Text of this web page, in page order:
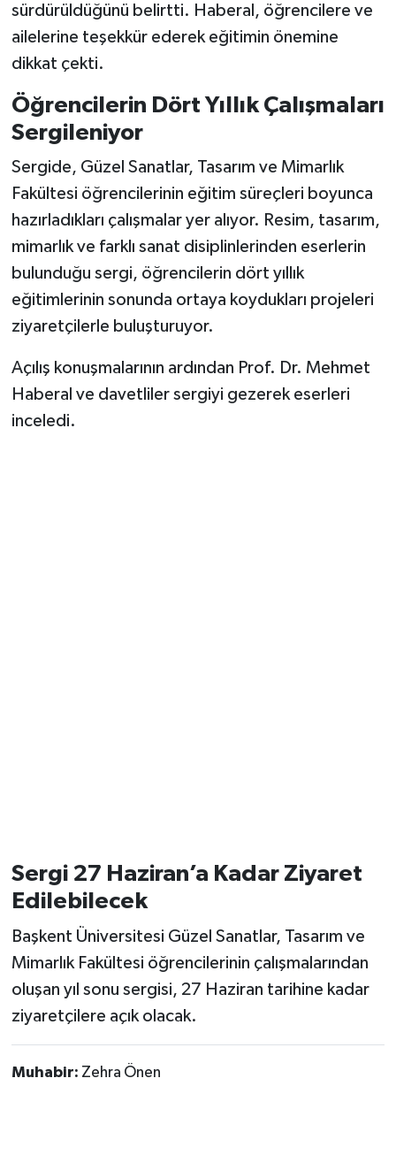
sürdürüldüğünü belirtti. Haberal, öğrencilere ve
ailelerine teşekkür ederek eğitimin önemine
dikkat çekti.
Öğrencilerin Dört Yıllık Çalışmaları
Sergileniyor
Sergide, Güzel Sanatlar, Tasarım ve Mimarlık
Fakültesi öğrencilerinin eğitim süreçleri boyunca
hazırladıkları çalışmalar yer alıyor. Resim, tasarım,
mimarlık ve farklı sanat disiplinlerinden eserlerin
bulunduğu sergi, öğrencilerin dört yıllık
eğitimlerinin sonunda ortaya koydukları projeleri
ziyaretçilerle buluşturuyor.
Açılış konuşmalarının ardından Prof. Dr. Mehmet
Haberal ve davetliler sergiyi gezerek eserleri
inceledi.
Sergi 27 Haziran’a Kadar Ziyaret
Edilebilecek
Başkent Üniversitesi Güzel Sanatlar, Tasarım ve
Mimarlık Fakültesi öğrencilerinin çalışmalarından
oluşan yıl sonu sergisi, 27 Haziran tarihine kadar
ziyaretçilere açık olacak.
Muhabir: Zehra Önen